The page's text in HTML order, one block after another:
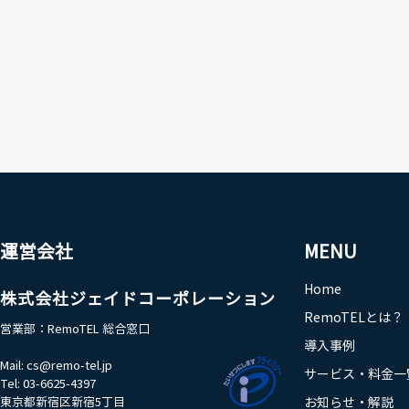
運営会社
株式会社ジェイドコーポレーション
営業部：RemoTEL 総合窓口​
Mail: cs@remo-tel.jp
Tel: 03-6625-4397
東京都新宿区新宿5丁目
MENU
Home
RemoTELとは？
導入事例
サービス・料金
お知らせ・解説